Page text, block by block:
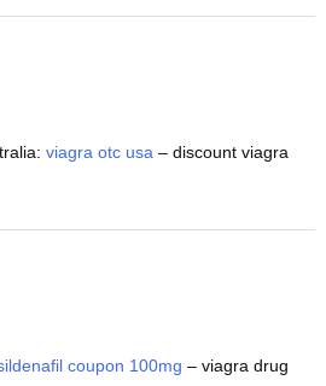
viagra otc usa – discount viagra
coupon 100mg – viagra drug